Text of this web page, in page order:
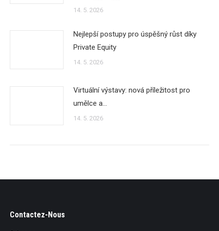
14. 5. 2026
Nejlepší postupy pro úspěšný růst díky
Private Equity
14. 5. 2026
Virtuální výstavy: nová příležitost pro
umělce a…
14. 5. 2026
Contactez-Nous